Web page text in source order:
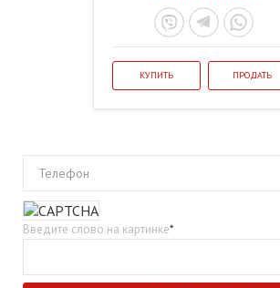
КУПИТЬ ПРОДАТЬ
Телефон
Введите слово на картинке*